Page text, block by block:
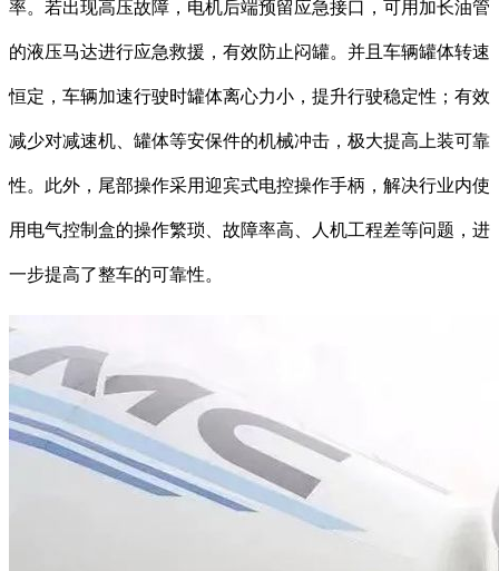
率。若出现高压故障，电机后端预留应急接口，可用加长油管
的液压马达进行应急救援，有效防止闷罐。并且车辆罐体转速
恒定，车辆加速行驶时罐体离心力小，提升行驶稳定性；有效
减少对减速机、罐体等安保件的机械冲击，极大提高上装可靠
性。此外，尾部操作采用迎宾式电控操作手柄，解决行业内使
用电气控制盒的操作繁琐、故障率高、人机工程差等问题，进
一步提高了整车的可靠性。